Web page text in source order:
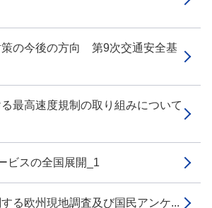
策の今後の方向 第9次交通安全基
最高速度規制の取り組みについて
ビスの全国展開_1
る欧州現地調査及び国民アンケ...